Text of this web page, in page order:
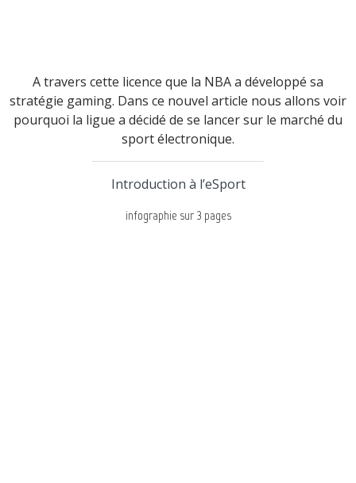
A travers cette licence que la NBA a développé sa
stratégie gaming. Dans ce nouvel article nous allons voir
pourquoi la ligue a décidé de se lancer sur le marché du
sport électronique.
Introduction à l’eSport
infographie sur 3 pages